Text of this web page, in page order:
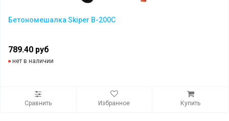
Бетономешалка Skiper B-200C
789.40 руб
нет в наличии
Сравнить Избранное Купить